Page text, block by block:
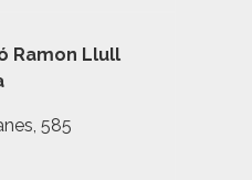
Ramon Llull
585